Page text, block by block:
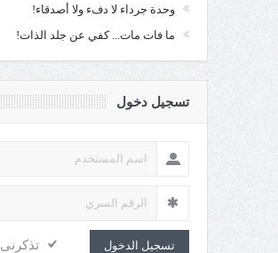
وحدة جرداء لا دفء ولا أصدقاء!
ما فات مات... كفي عن جلد الذات!
تسجيل دخول
تسجيل الدخول تذكرنى